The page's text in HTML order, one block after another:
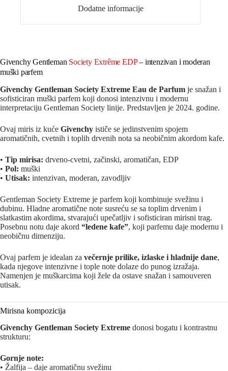
Dodatne informacije
Givenchy Gentleman Society Extrême EDP– intenzivan i moderan
muški parfem
Givenchy Gentleman Society Extreme Eau de Parfum je snažan i
sofisticiran muški parfem koji donosi intenzivnu i modernu
interpretaciju Gentleman Society linije. Predstavljen je 2024. godine.
Ovaj miris iz kuće Givenchy ističe se jedinstvenim spojem
aromatičnih, cvetnih i toplih drvenih nota sa neobičnim akordom kafe.
• Tip mirisa: drveno-cvetni, začinski, aromatičan, EDP
• Pol: muški
• Utisak: intenzivan, moderan, zavodljiv
Gentleman Society Extreme je parfem koji kombinuje svežinu i
dubinu. Hladne aromatične note susreću se sa toplim drvenim i
slatkastim akordima, stvarajući upečatljiv i sofisticiran mirisni trag.
Posebnu notu daje akord “ledene kafe”, koji parfemu daje modernu i
neobičnu dimenziju.
Ovaj parfem je idealan za večernje prilike, izlaske i hladnije dane,
kada njegove intenzivne i tople note dolaze do punog izražaja.
Namenjen je muškarcima koji žele da ostave snažan i samouveren
utisak.
Mirisna kompozicija
Givenchy Gentleman Society Extreme donosi bogatu i kontrastnu
strukturu:
Gornje note:
• Žalfija – daje aromatičnu svežinu